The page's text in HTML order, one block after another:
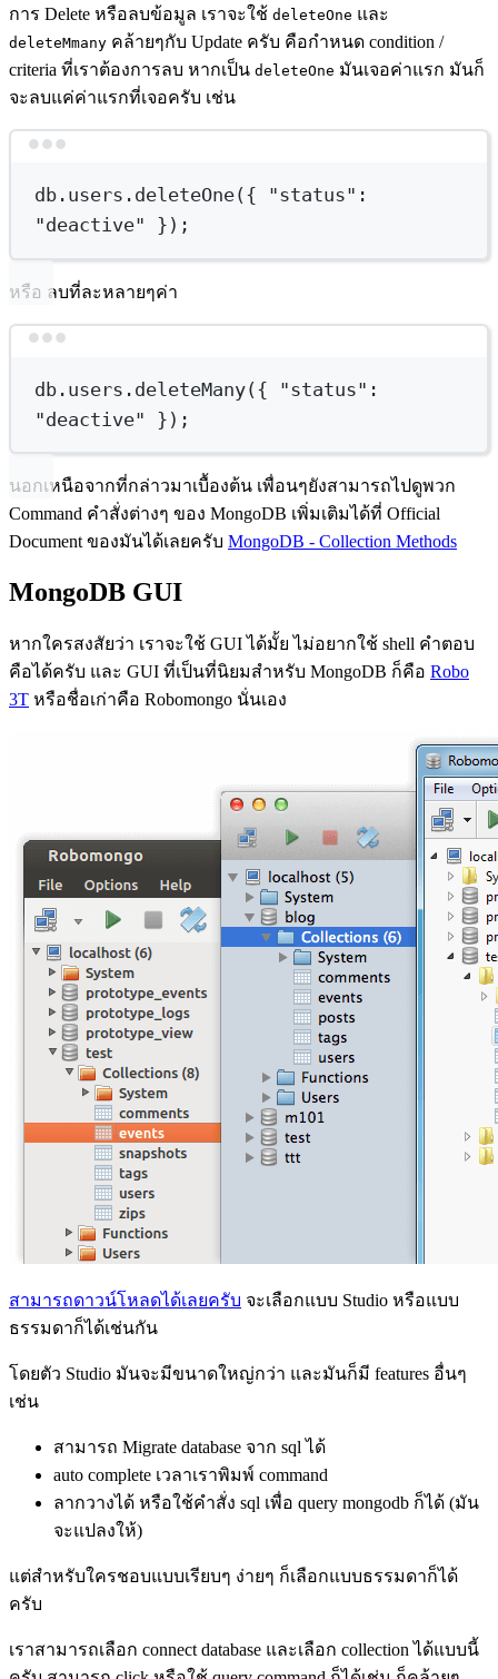
การ Delete หรือลบข้อมูล เราจะใช้ deleteOne และ
deleteMmany คล้ายๆกับ Update ครับ คือกำหนด condition /
criteria ที่เราต้องการลบ หากเป็น deleteOne มันเจอค่าแรก มันก็
จะลบแค่ค่าแรกที่เจอครับ เช่น
db.users.deleteOne({
"status":
"deactive"
} );
หรือ ลบที่ละหลายๆค่า
db.users.deleteMany({
"status":
"deactive"
} );
นอกเหนือจากที่กล่าวมาเบื้องต้น เพื่อนๆยังสามารถไปดูพวก
Command คำสั่งต่างๆ ของ MongoDB เพิ่มเติมได้ที่ Official
Document ของมันได้เลยครับ MongoDB - Collection Methods
MongoDB GUI
หากใครสงสัยว่า เราจะใช้ GUI ได้มั้ย ไม่อยากใช้ shell คำตอบ
คือได้ครับ และ GUI ที่เป็นที่นิยมสำหรับ MongoDB ก็คือ Robo
3T หรือชื่อเก่าคือ Robomongo นั่นเอง
สามารถดาวน์โหลดได้เลยครับ จะเลือกแบบ Studio หรือแบบ
ธรรมดาก็ได้เช่นกัน
โดยตัว Studio มันจะมีขนาดใหญ่กว่า และมันก็มี features อื่นๆ
เช่น
สามารถ Migrate database จาก sql ได้
auto complete เวลาเราพิมพ์ command
ลากวางได้ หรือใช้คำสั่ง sql เพื่อ query mongodb ก็ได้ (มัน
จะแปลงให้)
แต่สำหรับใครชอบแบบเรียบๆ ง่ายๆ ก็เลือกแบบธรรมดาก็ได้
ครับ
เราสามารถเลือก connect database และเลือก collection ได้แบบนี้